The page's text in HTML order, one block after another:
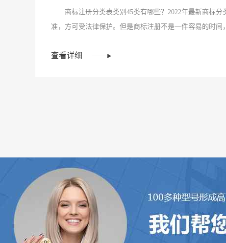
商标注册分类表类别45类有哪些？2022年最新商标分
准，方可受法律保护。但是商标注册不是一件容易的时间
查看详细